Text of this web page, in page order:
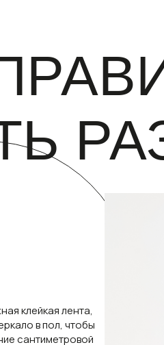
клейкая лента,
в пол, чтобы
сантиметровой